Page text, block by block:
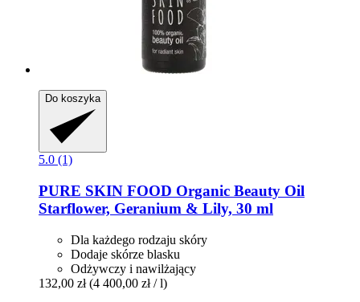
Do koszyka
5.0 (1)
PURE SKIN FOOD Organic Beauty Oil
Starflower, Geranium & Lily, 30 ml
Dla każdego rodzaju skóry
Dodaje skórze blasku
Odżywczy i nawilżający
132,00 zł (4 400,00 zł / l)